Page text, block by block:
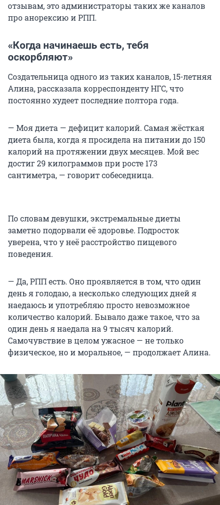
отзывам, это администраторы таких же каналов
про анорексию и РПП.
«Когда начинаешь есть, тебя
оскорбляют»
Создательница одного из таких каналов, 15-летняя
Алина, рассказала корреспонденту НГС, что
постоянно худеет последние полтора года.
— Моя диета — дефицит калорий. Самая жёсткая
диета была, когда я просидела на питании до 150
калорий на протяжении двух месяцев. Мой вес
достиг 29 килограммов при росте 173
сантиметра, — говорит собеседница.
По словам девушки, экстремальные диеты
заметно подорвали её здоровье. Подросток
уверена, что у неё расстройство пищевого
поведения.
— Да, РПП есть. Оно проявляется в том, что один
день я голодаю, а несколько следующих дней я
наедаюсь и употребляю просто невозможное
количество калорий. Бывало даже такое, что за
один день я наедала на 9 тысяч калорий.
Самочувствие в целом ужасное — не только
физическое, но и моральное, — продолжает Алина.